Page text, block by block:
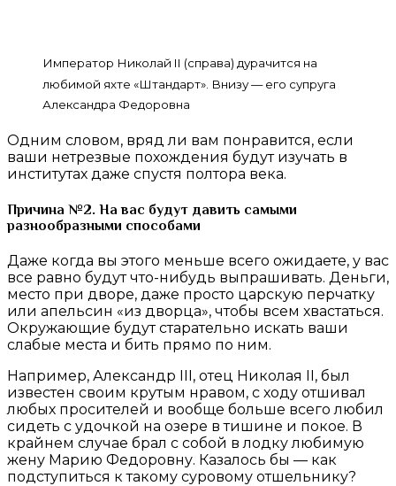
Император Николай II (справа) дурачится на
любимой яхте «Штандарт». Внизу — его супруга
Александра Федоровна
Одним словом, вряд ли вам понравится, если
ваши нетрезвые похождения будут изучать в
институтах даже спустя полтора века.
Причина №2. На вас будут давить самыми
разнообразными способами
Даже когда вы этого меньше всего ожидаете, у вас
все равно будут что-нибудь выпрашивать. Деньги,
место при дворе, даже просто царскую перчатку
или апельсин «из дворца», чтобы всем хвастаться.
Окружающие будут старательно искать ваши
слабые места и бить прямо по ним.
Например, Александр III, отец Николая II, был
известен своим крутым нравом, с ходу отшивал
любых просителей и вообще больше всего любил
сидеть с удочкой на озере в тишине и покое. В
крайнем случае брал с собой в лодку любимую
жену Марию Федоровну. Казалось бы — как
подступиться к такому суровому отшельнику?